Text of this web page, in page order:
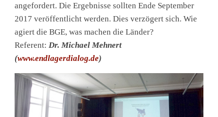
angefordert. Die Ergebnisse sollten Ende September
2017 veröffentlicht werden. Dies verzögert sich. Wie
agiert die BGE, was machen die Länder?
Referent: Dr. Michael Mehnert
(www.endlagerdialog.de)